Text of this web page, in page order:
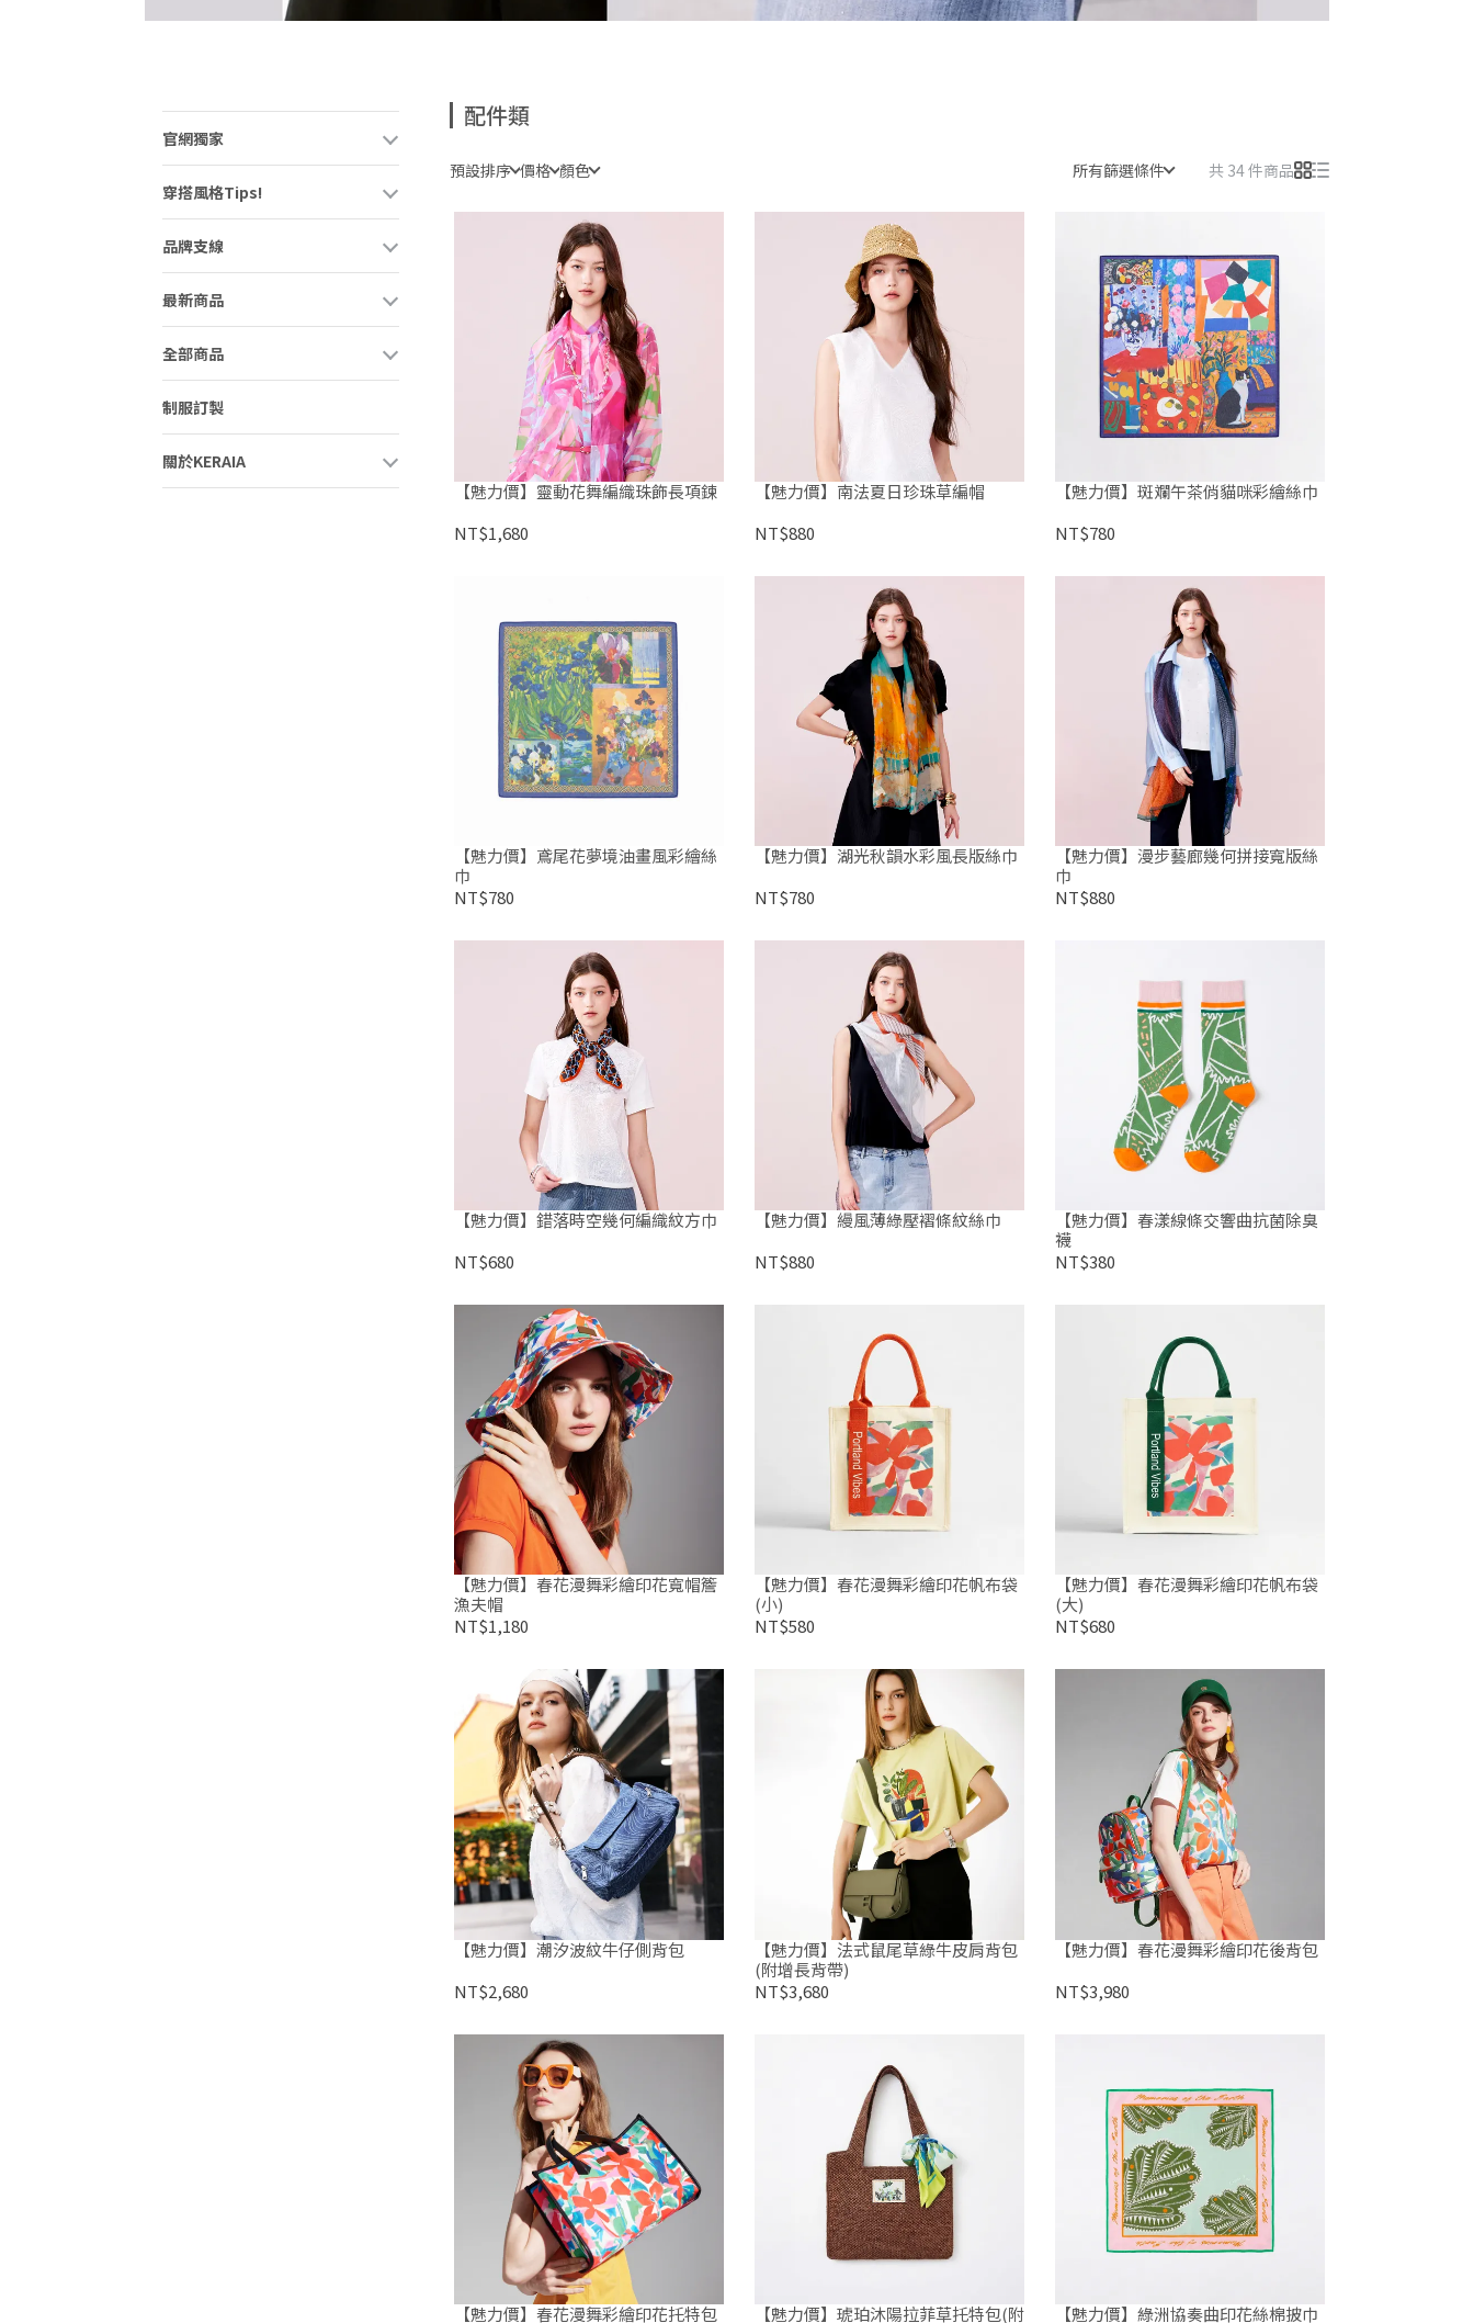
官網獨家
穿搭風格Tips!
品牌支線
最新商品
全部商品
制服訂製
關於KERAIA
配件類
預設排序 價格 顏色 所有篩選條件 共 34 件商品
【魅力價】靈動花舞編織珠飾長項鍊
NT$1,680
【魅力價】南法夏日珍珠草編帽
NT$880
【魅力價】斑斕午茶俏貓咪彩繪絲巾
NT$780
【魅力價】鳶尾花夢境油畫風彩繪絲
巾
NT$780
【魅力價】湖光秋韻水彩風長版絲巾
NT$780
【魅力價】漫步藝廊幾何拼接寬版絲
巾
NT$880
【魅力價】錯落時空幾何編織紋方巾
NT$680
【魅力價】縵風薄綠壓褶條紋絲巾
NT$880
【魅力價】春漾線條交響曲抗菌除臭
襪
NT$380
【魅力價】春花漫舞彩繪印花寬帽簷
漁夫帽
NT$1,180
【魅力價】春花漫舞彩繪印花帆布袋
(小)
NT$580
【魅力價】春花漫舞彩繪印花帆布袋
(大)
NT$680
【魅力價】潮汐波紋牛仔側背包
NT$2,680
【魅力價】法式鼠尾草綠牛皮肩背包
(附增長背帶)
NT$3,680
【魅力價】春花漫舞彩繪印花後背包
NT$3,980
【魅力價】春花漫舞彩繪印花托特包
【魅力價】琥珀沐陽拉菲草托特包(附
【魅力價】綠洲協奏曲印花絲棉披巾